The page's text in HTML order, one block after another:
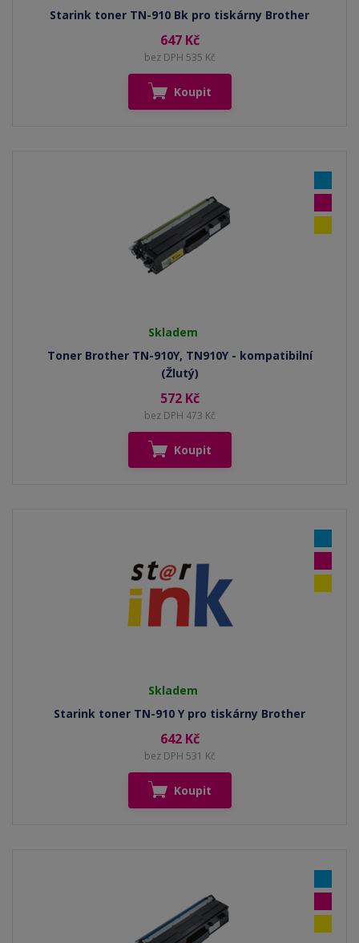
Starink toner TN-910 Bk pro tiskárny Brother
647 Kč
bez DPH 535 Kč
Koupit
Skladem
Toner Brother TN-910Y, TN910Y - kompatibilní
(Žlutý)
572 Kč
bez DPH 473 Kč
Koupit
Skladem
Starink toner TN-910 Y pro tiskárny Brother
642 Kč
bez DPH 531 Kč
Koupit